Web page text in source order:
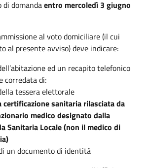
di domandaentro mercoledì 3 giugno
al voto domiciliare (il cui
al presente avviso) deve indicare:
ed un recapito telefonico
corredata di:
tessera elettorale
certificazione sanitaria rilasciata da
medico designato dalla
Sanitaria Locale (non il medico di
un documento di identità